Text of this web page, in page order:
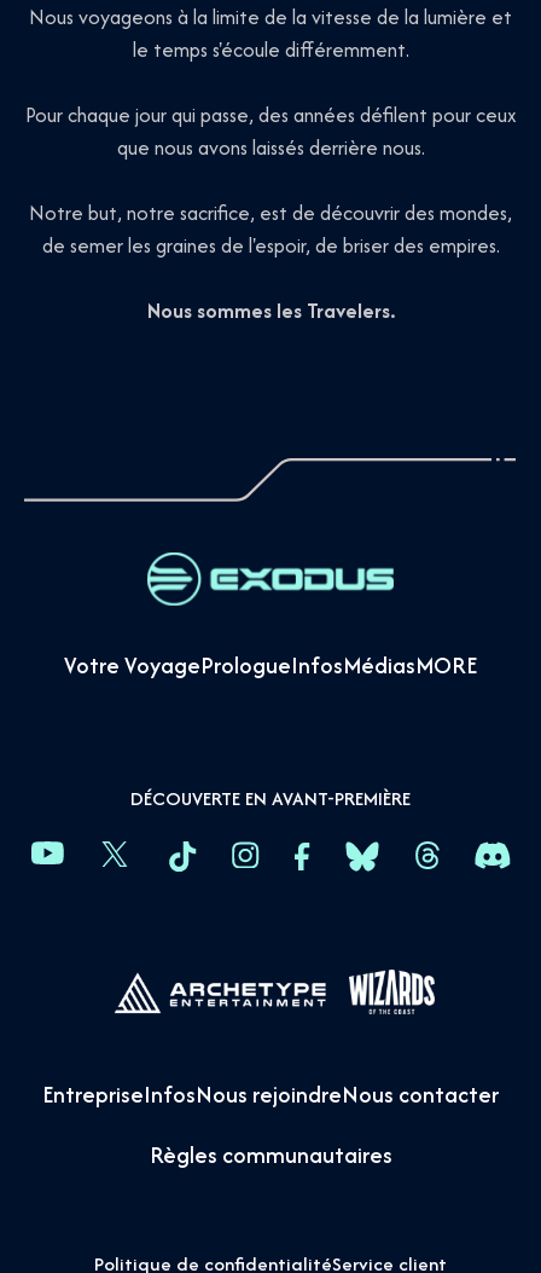
Nous voyageons à la limite de la vitesse de la lumière et
le temps s'écoule différemment.
Pour chaque jour qui passe, des années défilent pour ceux
que nous avons laissés derrière nous.
Notre but, notre sacrifice, est de découvrir des mondes,
de semer les graines de l'espoir, de briser des empires.
Nous sommes les Travelers.
Votre VoyagePrologueInfosMédiasMORE
DÉCOUVERTE EN AVANT-PREMIÈRE
EntrepriseInfosNous rejoindreNous contacter
Règles communautaires
Politique de confidentialitéService client